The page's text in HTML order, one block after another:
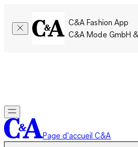
C&A Fashion App
C&A Mode GmbH
Page d’accueil C&A